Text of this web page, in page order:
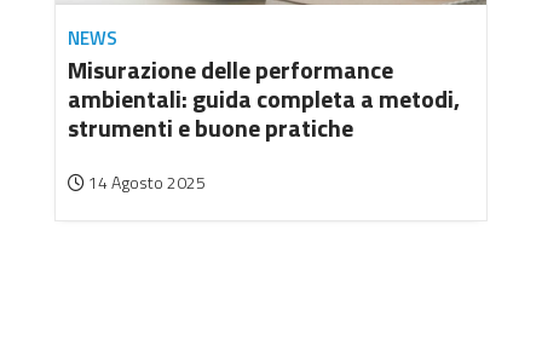
NEWS
Misurazione delle performance
ambientali: guida completa a metodi,
strumenti e buone pratiche
14 Agosto 2025